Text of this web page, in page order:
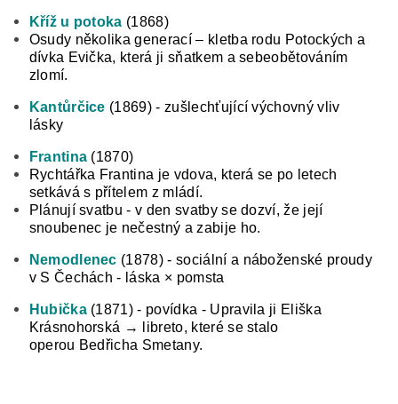
Kříž u potoka (1868)
Osudy několika generací – kletba rodu Potockých a
dívka Evička, která ji sňatkem a sebeobětováním
zlomí.
Kantůrčice (1869) - zušlechťující výchovný vliv
lásky
Frantina (1870)
Rychtářka Frantina je vdova, která se po letech
setkává s přítelem z mládí.
Plánují svatbu - v den svatby se dozví, že její
snoubenec je nečestný a zabije ho.
Nemodlenec (1878) - sociální a náboženské proudy
v S Čechách - láska × pomsta
Hubička(1871) - povídka - Upravila ji Eliška
Krásnohorská → libreto, které se stalo
operou Bedřicha Smetany.